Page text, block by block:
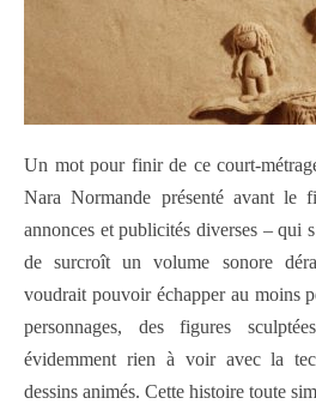
Un mot pour finir de ce court-
Nara Normande présenté avant le
annonces et publicités diverses – qui
de surcroît un volume sonore
voudrait pouvoir échapper au moins
personnages, des figures
évidemment rien à voir avec la
dessins animés. Cette histoire toute